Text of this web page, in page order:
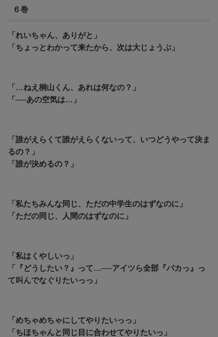
６巻
「れいちゃん、ありがと」
「ちょっとわかって来たから、次は大じょうぶ」
「…ねえ桐山くん、あれは何なの？」
「──あの空気は…」
「誰がえらくて誰がえらくないって、いつどうやって決ま
るの？」
「誰が決めるの？」
「私たちみんな同じ、ただの中学生のはずなのに」
「ただの同じ、人間のはずなのに」
「私はくやしいっ」
「『どうしたい？』って…──アイツら全部『バカっ』っ
て叫んでなぐりたいっっ」
「めちゃめちゃにしてやりたいっっ」
「ちほちゃんと同じ目に合わせてやりたいっ」